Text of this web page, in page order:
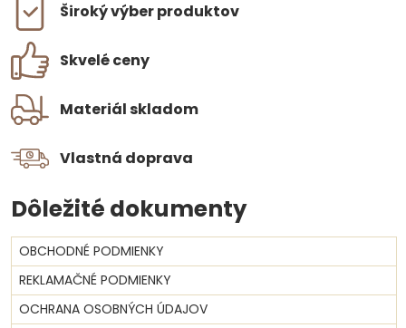
Široký výber produktov
Skvelé ceny
Materiál skladom
Vlastná doprava
Dôležité dokumenty
OBCHODNÉ PODMIENKY
REKLAMAČNÉ PODMIENKY
OCHRANA OSOBNÝCH ÚDAJOV